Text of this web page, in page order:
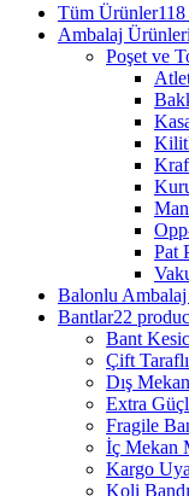
Tüm Ürünler
Ambalaj Ürünleri
Poşet ve
Pat
Balonlu
Bantlar22
Bant
Çift
Dış
Extra
Fragile
İç Mekan
Kargo
Koli Bandı